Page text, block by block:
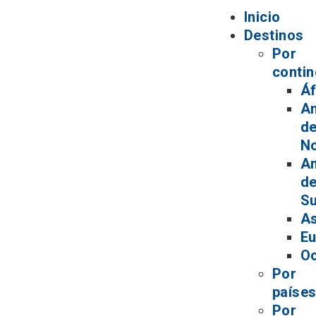
Inicio
Destinos
Por
Por
países
Por